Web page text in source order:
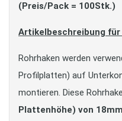
(Preis/Pack = 100Stk.)
Artikelbeschreibung für
Rohrhaken werden
Profilplatten) auf
montieren. Diese
Plattenhöhe) von 18mm